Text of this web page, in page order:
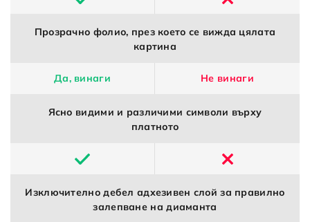
Прозрачно фолио, през което се вижда цялата
картина
Да, винаги Не винаги
Ясно видими и различими символи върху
платното
Изключително дебел адхезивен слой за правилно
залепване на диаманта